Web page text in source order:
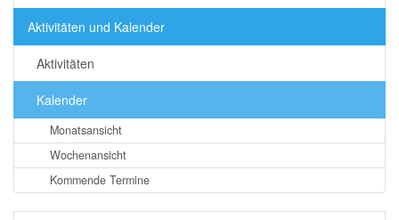
Aktivitäten und Kalender
Aktivitäten
Kalender
Monatsansicht
Wochenansicht
Kommende Termine